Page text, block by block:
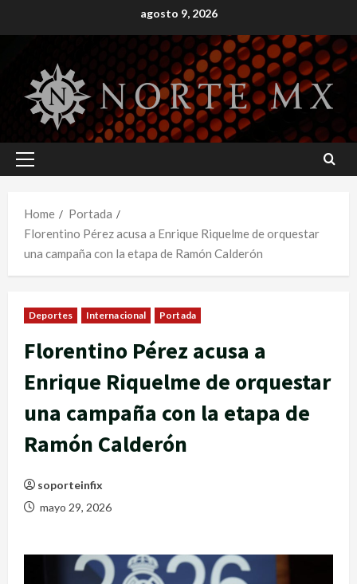
to
agosto 9, 2026
Primary
Home
Portada
Florentino Pérez acusa a Enrique Riquelme de orquestar
una campaña con la etapa de Ramón Calderón
Deportes Internacional Portada
Florentino Pérez acusa a
Enrique Riquelme de orquestar
una campaña con la etapa de
Ramón Calderón
soporteinfix
mayo 29, 2026